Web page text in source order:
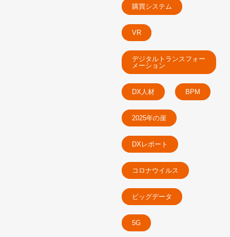
購買システム
VR
デジタルトランスフォー
メーション
DX人材 BPM
2025年の崖
DXレポート
コロナウイルス
ビッグデータ
5G